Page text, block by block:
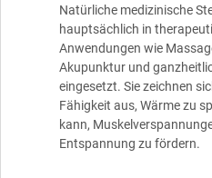
Natürliche medizinische
hauptsächlich in
Anwendungen wie
Akupunktur und
eingesetzt. Sie zeichnen
Fähigkeit aus, Wärme zu
kann,
Entspannung zu fördern.